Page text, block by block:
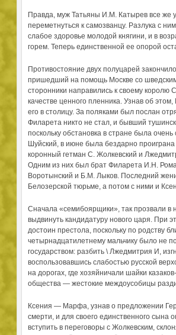
Правда, муж Татьяны И.М. Катырев все же
переметнуться к самозванцу. Разлука с
слабое здоровье молодой княгини, и в
горем. Теперь единственной ее опорой
Противостояние двух полуцарей
пришедший на помощь Москве со
сторонники направились к своему
качестве ценного пленника. Узнав об
его в столицу. За поляками был послан
Филарета никто не стал, и бывший
поскольку обстановка в стране была
Шуйский, в июне была бездарно
коронный гетман С. Жолкевский и
Одним из них был брат Филарета И.Н.
Воротынский и Б.М. Лыков. Последний
Белозерской тюрьме, а потом с ними и
Сначала «семибоярщики», так прозвали в
выдвинуть кандидатуру нового царя. При
достоин престола, поскольку по родству
четырнадцатилетнему мальчику было не
государством: разбить \ Лжедмитрия И,
воспользовавшись слабостью русской
на дорогах, где хозяйничали шайки
общества — жестокие междоусобицы
Ксения — Марфа, узнав о предложении
смерти, и для своего единственного
вступить в переговоры с Жолкевским,